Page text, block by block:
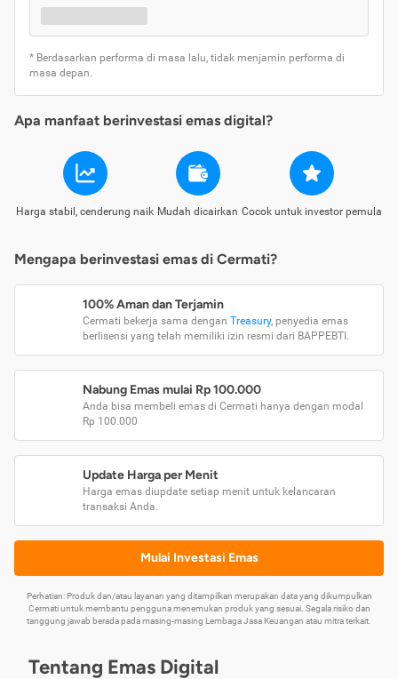
* Berdasarkan performa di masa lalu, tidak menjamin performa di
masa depan.
Apa manfaat berinvestasi emas digital?
Harga stabil, cenderung naik Mudah dicairkan Cocok untuk investor pemula
Mengapa berinvestasi emas di Cermati?
100% Aman dan Terjamin
Cermati bekerja sama dengan Treasury, penyedia emas
berlisensi yang telah memiliki izin resmi dari BAPPEBTI.
Nabung Emas mulai Rp 100.000
Anda bisa membeli emas di Cermati hanya dengan modal
Rp 100.000
Update Harga per Menit
Harga emas diupdate setiap menit untuk kelancaran
transaksi Anda.
Mulai Investasi Emas
Perhatian: Produk dan/atau layanan yang ditampilkan merupakan data yang dikumpulkan
Cermati untuk membantu pengguna menemukan produk yang sesuai. Segala risiko dan
tanggung jawab berada pada masing-masing Lembaga Jasa Keuangan atau mitra terkait.
Tentang Emas Digital